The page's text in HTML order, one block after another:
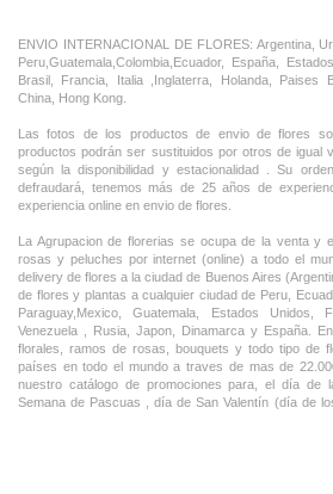
ENVIO INTERNACIONAL DE FLORES: Argentina,
Peru,Guatemala,Colombia,Ecuador, España,
Brasil, Francia, Italia ,Inglaterra, Holanda, Paises
China, Hong Kong.
Las fotos de los productos de envio de flores
productos podrán ser sustituidos por otros de igual
según la disponibilidad y estacionalidad . Su
defraudará, tenemos más de 25 años de
experiencia online en envio de flores.
La Agrupacion de florerias se ocupa de la venta y
rosas y peluches por internet (online) a todo el
delivery de flores a la ciudad de Buenos Aires
de flores y plantas a cualquier ciudad de Peru,
Paraguay,Mexico, Guatemala, Estados Unidos,
Venezuela , Rusia, Japon, Dinamarca y España.
florales, ramos de rosas, bouquets y todo tipo de
países en todo el mundo a traves de mas de
nuestro catálogo de promociones para, el día de
Semana de Pascuas , día de San Valentín (día de